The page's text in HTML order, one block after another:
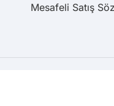
Mesafeli Satış